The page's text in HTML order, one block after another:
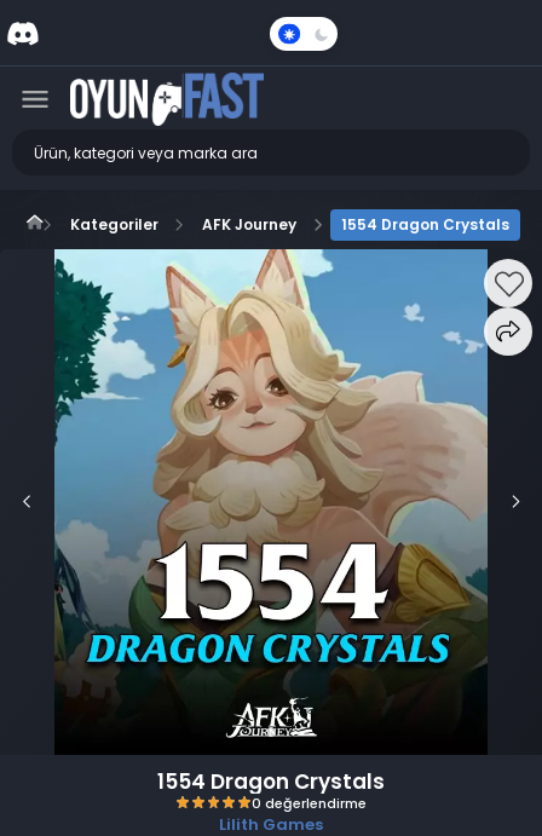
Karanlık
Kategoriler AFK Journey 1554 Dragon Crystals
1554 Dragon Crystals
Lilith Games